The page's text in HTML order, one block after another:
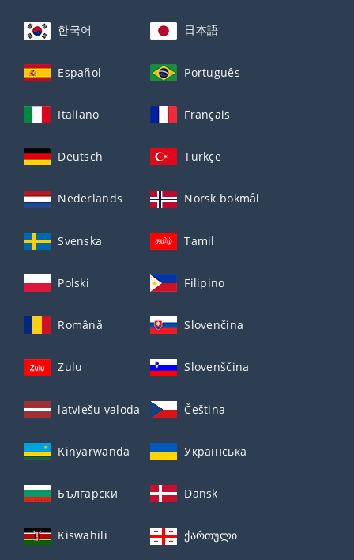
한국어 日本語
Español Português
Italiano Français
Deutsch Türkçe
Nederlands Norsk bokmål
Svenska Tamil
Polski Filipino
Română Slovenčina
Zulu Slovenščina
latviešu valoda Čeština
Kinyarwanda Українська
Български Dansk
Kiswahili ქართული